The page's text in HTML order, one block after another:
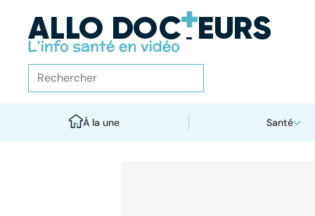
À la une Santé